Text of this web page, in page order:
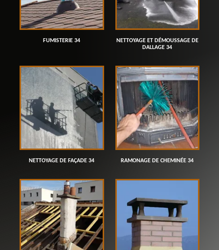
FUMISTERIE 34
NETTOYAGE ET DÉMOUSSAGE DE
DALLAGE 34
NETTOYAGE DE FAÇADE 34 RAMONAGE DE CHEMINÉE 34